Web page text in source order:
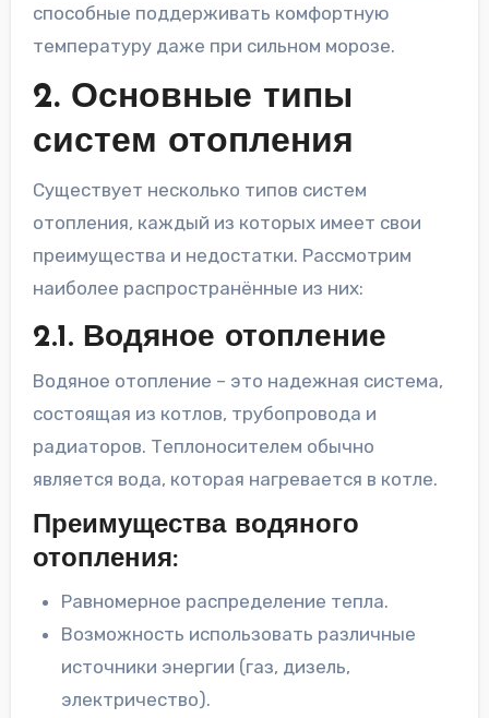
способные поддерживать комфортную
температуру даже при сильном морозе.
2. Основные типы
систем отопления
Существует несколько типов систем
отопления, каждый из которых имеет свои
преимущества и недостатки. Рассмотрим
наиболее распространённые из них:
2.1. Водяное отопление
Водяное отопление – это надежная система,
состоящая из котлов, трубопровода и
радиаторов. Теплоносителем обычно
является вода, которая нагревается в котле.
Преимущества водяного
отопления:
Равномерное распределение тепла.
Возможность использовать различные
источники энергии (газ, дизель,
электричество).